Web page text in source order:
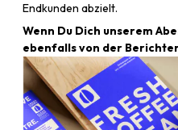
Endkunden abzielt.
Wenn Du Dich unserem
ebenfalls von der